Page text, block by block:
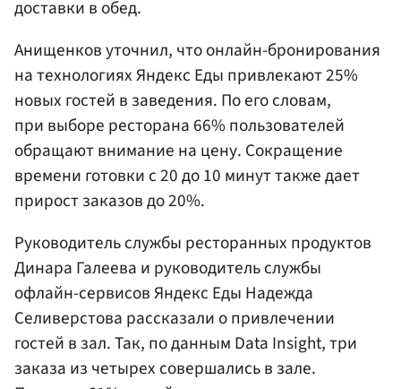
доставки в обед.
Анищенков уточнил, что онлайн-бронирования
на технологиях Яндекс Еды привлекают 25%
новых гостей в заведения. По его словам,
при выборе ресторана 66% пользователей
обращают внимание на цену. Сокращение
времени готовки с 20 до 10 минут также дает
прирост заказов до 20%.
Руководитель службы ресторанных продуктов
Динара Галеева и руководитель службы
офлайн-сервисов Яндекс Еды Надежда
Селиверстова рассказали о привлечении
гостей в зал. Так, по данным Data Insight, три
заказа из четырех совершались в зале.